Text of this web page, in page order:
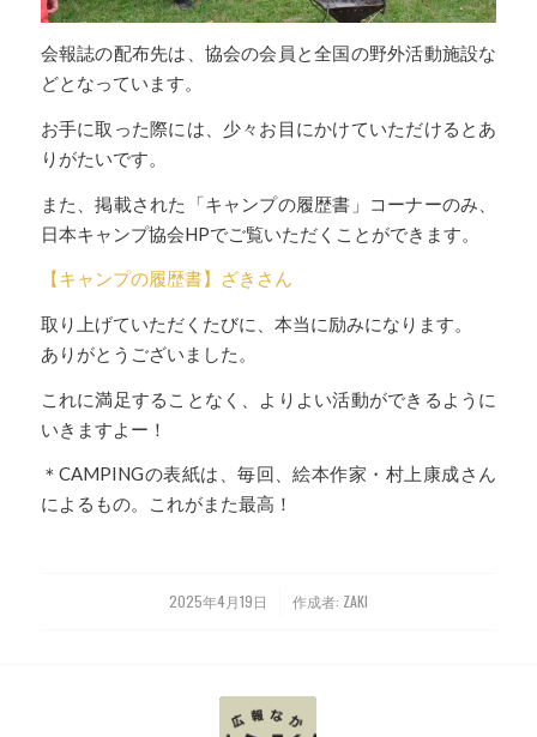
会報誌の配布先は、協会の会員と全国の野外活動施設な
どとなっています。
お手に取った際には、少々お目にかけていただけるとあ
りがたいです。
また、掲載された「キャンプの履歴書」コーナーのみ、
日本キャンプ協会HPでご覧いただくことができます。
【キャンプの履歴書】ざきさん
取り上げていただくたびに、本当に励みになります。
ありがとうございました。
これに満足することなく、よりよい活動ができるように
いきますよー！
＊CAMPINGの表紙は、毎回、絵本作家・村上康成さん
によるもの。これがまた最高！
2025年4月19日
/ 作成者: ZAKI